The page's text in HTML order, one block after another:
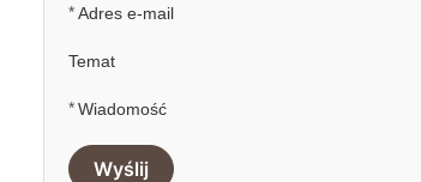
*Adres e-mail
Temat
*Wiadomość
Wyślij